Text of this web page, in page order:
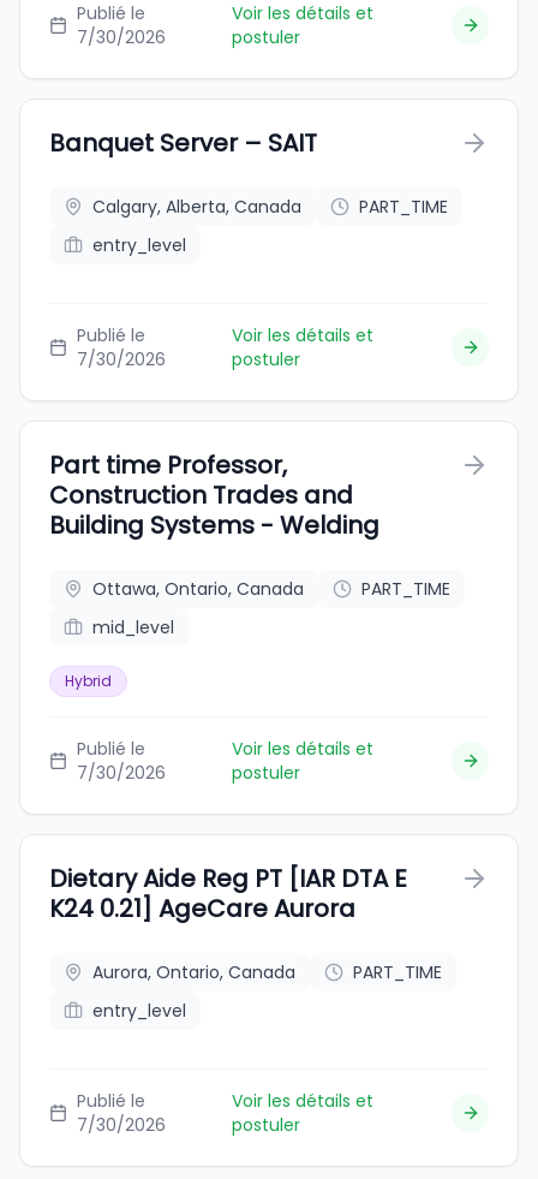
Publié le
7/30/2026
Voir les détails et
postuler
Banquet Server – SAIT
Calgary, Alberta, Canada
PART_TIME
entry_level
Publié le
7/30/2026
Voir les détails et
postuler
Part time Professor,
Construction Trades and
Building Systems - Welding
Ottawa, Ontario, Canada
PART_TIME
mid_level
Hybrid
Publié le
7/30/2026
Voir les détails et
postuler
Dietary Aide Reg PT [IAR DTA E
K24 0.21] AgeCare Aurora
Aurora, Ontario, Canada
PART_TIME
entry_level
Publié le
7/30/2026
Voir les détails et
postuler